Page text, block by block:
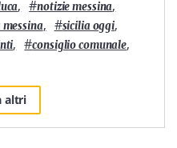
, #notizie messina,
, #sicilia oggi,
, #consiglio comunale,
altri